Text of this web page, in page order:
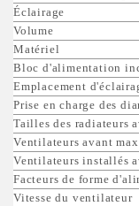
Éclairage
Volume
Matériel
Bloc d'alimentation
Emplacement
Prise en charge des
Tailles des radiateurs
Ventilateurs avant
Ventilateurs installés
Facteurs de forme
Vitesse du ventilateur